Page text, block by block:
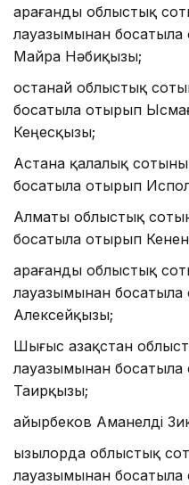
Қарағанды облыстық
лауазымынан
Майра Нәбиқызы;
Қостанай облыстық
босатыла отырып
Кеңесқызы;
Астана қалалық
босатыла отырып
Алматы облыстық
босатыла отырып
Қарағанды облыстық
лауазымынан
Алексейқызы;
Шығыс Қазақстан
лауазымынан
Таирқызы;
Қайырбеков Аманелді
Қызылорда облыстық
лауазымынан